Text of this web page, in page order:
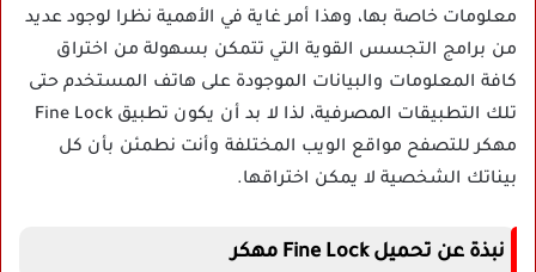
معلومات خاصة بها، وهذا أمر غاية في الأهمية نظرا لوجود عديد
من برامج التجسس القوية التي تتمكن بسهولة من اختراق
كافة المعلومات والبيانات الموجودة على هاتف المستخدم حتى
تلك التطبيقات المصرفية، لذا لا بد أن يكون تطبيق Fine Lock
مهكر للتصفح مواقع الويب المختلفة وأنت نطمئن بأن كل
بيناتك الشخصية لا يمكن اختراقها.
نبذة عن تحميل Fine Lock مهكر